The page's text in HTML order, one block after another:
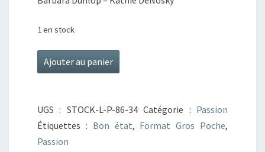
1 en stock
quantité
de
secret
de
Lily
Ajouter au panier
UGS : STOCK-L-P-86-34 Catégorie : Passion
Étiquettes : Bon état, Format Gros Poche,
Passion